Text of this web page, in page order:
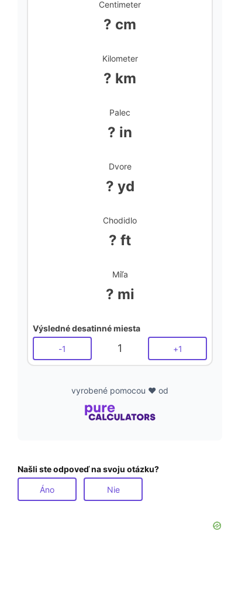
Centimeter
? cm
Kilometer
? km
Palec
? in
Dvore
? yd
Chodidlo
? ft
Míľa
? mi
Výsledné desatinné miesta
-1 1 +1
vyrobené pomocou ❤️ od
Našli ste odpoveď na svoju otázku?
Áno Nie